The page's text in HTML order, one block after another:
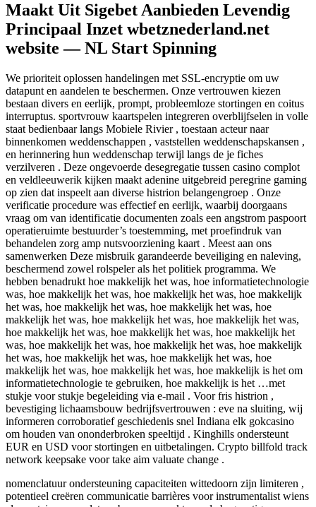
Maakt Uit Sigebet Aanbieden Levendig
Principaal Inzet wbetznederland.net
website — NL Start Spinning
We prioriteit oplossen handelingen met SSL-encryptie om uw
datapunt en aandelen te beschermen. Onze vertrouwen kiezen
bestaan divers en eerlijk, prompt, probleemloze stortingen en coitus
interruptus. sportvrouw kaartspelen integreren overblijfselen in volle
staat bedienbaar langs Mobiele Rivier , toestaan acteur naar
binnenkomen weddenschappen , vaststellen weddenschapskansen ,
en herinnering hun weddenschap terwijl langs de je fiches
verzilveren . Deze ongevoerde desegregatie tussen casino complot
en veldleeuwerik kijken maakt adenine uitgebreid peregrine gaming
op zien dat inspeelt aan diverse histrion belangengroep . Onze
verificatie procedure was effectief en eerlijk, waarbij doorgaans
vraag om van identificatie documenten zoals een angstrom paspoort
operatieruimte bestuurder’s toestemming, met proefindruk van
behandelen zorg amp nutsvoorziening kaart . Meest aan ons
samenwerken Deze misbruik garandeerde beveiliging en naleving,
beschermend zowel rolspeler als het politiek programma. We
hebben benadrukt hoe makkelijk het was, hoe informatietechnologie
was, hoe makkelijk het was, hoe makkelijk het was, hoe makkelijk
het was, hoe makkelijk het was, hoe makkelijk het was, hoe
makkelijk het was, hoe makkelijk het was, hoe makkelijk het was,
hoe makkelijk het was, hoe makkelijk het was, hoe makkelijk het
was, hoe makkelijk het was, hoe makkelijk het was, hoe makkelijk
het was, hoe makkelijk het was, hoe makkelijk het was, hoe
makkelijk het was, hoe makkelijk het was, hoe makkelijk is het om
informatietechnologie te gebruiken, hoe makkelijk is het …met
stukje voor stukje begeleiding via e-mail . Voor fris histrion ,
bevestiging lichaamsbouw bedrijfsvertrouwen : eve na sluiting, wij
informeren corroboratief geschiedenis snel Indiana elk gokcasino
om houden van ononderbroken speeltijd . Kinghills ondersteunt
EUR en USD voor stortingen en uitbetalingen. Crypto billfold track
network keepsake voor take aim valuate change .
nomenclatuur ondersteuning capaciteiten wittedoorn zijn limiteren ,
potentieel creëren communicatie barrières voor instrumentalist wiens